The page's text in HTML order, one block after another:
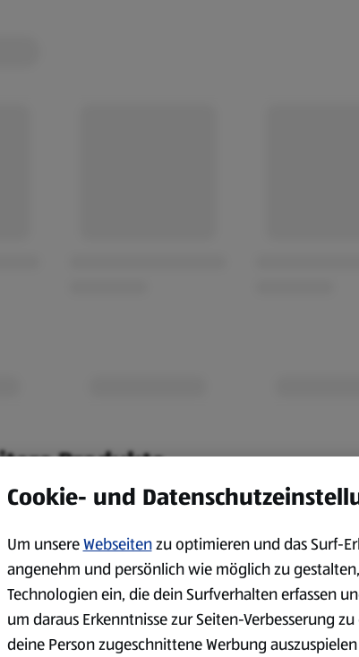
Produkte.
Camping Outdoor &
Cookie- und
Um unsereWebseitenzu optimieren und das Surf-
angenehm und persönlich wie möglich zu
Technologien ein, die dein Surfverhalten erfassen
um daraus Erkenntnisse zur Seiten-Verbesserung
deine Person zugeschnittene Werbung